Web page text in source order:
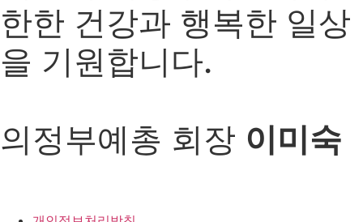
한한 건강과 행복한 일상
을 기원합니다.
의정부예총 회장 이미숙